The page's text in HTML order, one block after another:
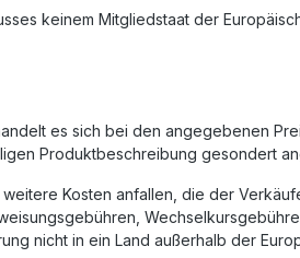
keinem Mitgliedstaat der
es sich bei den angegebenen
Produktbeschreibung gesondert
Kosten anfallen, die der
nicht in ein Land außerhalb der